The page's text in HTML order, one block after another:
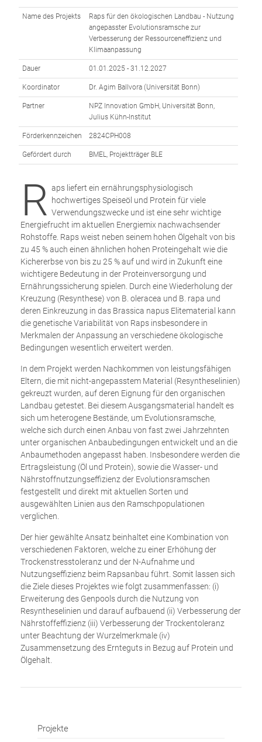
Name des Projekts
Raps für den ökologischen Landbau - Nutzung
angepasster Evolutionsramsche zur
Verbesserung der Ressourceneffizienz und
Klimaanpassung
Dauer 01.01.2025 - 31.12.2027
Koordinator Dr. Agim Ballvora (Universität Bonn)
Partner
NPZ Innovation GmbH, Universität Bonn,
Julius Kühn-Institut
Förderkennzeichen 2824CPH008
Gefördert durch BMEL, Projektträger BLE
R aps liefert ein ernährungsphysiologisch
hochwertiges Speiseöl und Protein für viele
Verwendungszwecke und ist eine sehr wichtige
Energiefrucht im aktuellen Energiemix nachwachsender
Rohstoffe. Raps weist neben seinem hohen Ölgehalt von bis
zu 45 % auch einen ähnlichen hohen Proteingehalt wie die
Kichererbse von bis zu 25 % auf und wird in Zukunft eine
wichtigere Bedeutung in der Proteinversorgung und
Ernährungssicherung spielen. Durch eine Wiederholung der
Kreuzung (Resynthese) von B. oleracea und B. rapa und
deren Einkreuzung in das Brassica napus Elitematerial kann
die genetische Variabilität von Raps insbesondere in
Merkmalen der Anpassung an verschiedene ökologische
Bedingungen wesentlich erweitert werden.
In dem Projekt werden Nachkommen von leistungsfähigen
Eltern, die mit nicht-angepasstem Material (Resyntheselinien)
gekreuzt wurden, auf deren Eignung für den organischen
Landbau getestet. Bei diesem Ausgangsmaterial handelt es
sich um heterogene Bestände, um Evolutionsramsche,
welche sich durch einen Anbau von fast zwei Jahrzehnten
unter organischen Anbaubedingungen entwickelt und an die
Anbaumethoden angepasst haben. Insbesondere werden die
Ertragsleistung (Öl und Protein), sowie die Wasser- und
Nährstoffnutzungseffizienz der Evolutionsramschen
festgestellt und direkt mit aktuellen Sorten und
ausgewählten Linien aus den Ramschpopulationen
verglichen.
Der hier gewählte Ansatz beinhaltet eine Kombination von
verschiedenen Faktoren, welche zu einer Erhöhung der
Trockenstresstoleranz und der N-Aufnahme und
Nutzungseffizienz beim Rapsanbau führt. Somit lassen sich
die Ziele dieses Projektes wie folgt zusammenfassen: (i)
Erweiterung des Genpools durch die Nutzung von
Resyntheselinien und darauf aufbauend (ii) Verbesserung der
Nährstoffeffizienz (iii) Verbesserung der Trockentoleranz
unter Beachtung der Wurzelmerkmale (iv)
Zusammensetzung des Ernteguts in Bezug auf Protein und
Ölgehalt.
Projekte